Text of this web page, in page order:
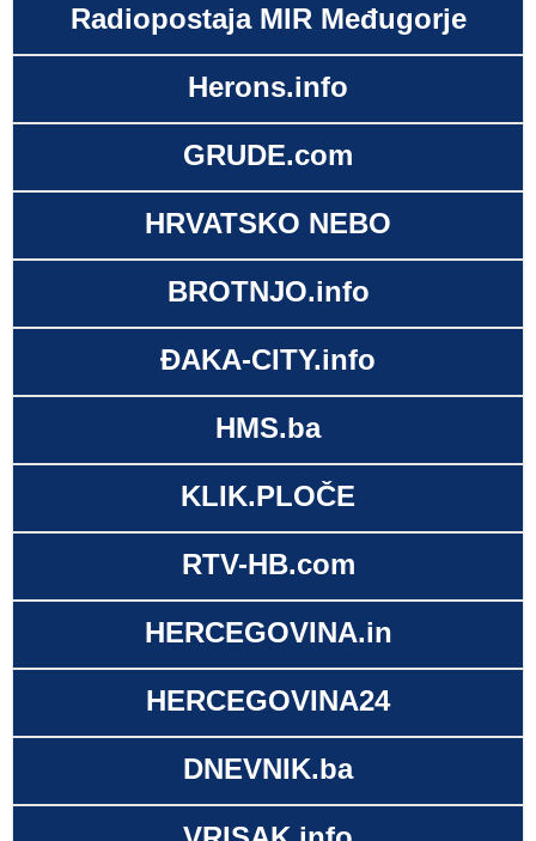
Radiopostaja MIR Međugorje
Herons.info
GRUDE.com
HRVATSKO NEBO
BROTNJO.info
ĐAKA-CITY.info
HMS.ba
KLIK.PLOČE
RTV-HB.com
HERCEGOVINA.in
HERCEGOVINA24
DNEVNIK.ba